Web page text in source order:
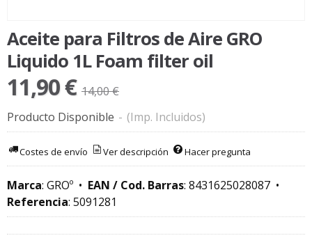
Aceite para Filtros de Aire GRO
Liquido 1L Foam filter oil
11,90 € 14,00 €
Producto Disponible - (Imp. Incluidos)
Costes de envío Ver descripción Hacer pregunta
Marca: GROº • EAN / Cod. Barras: 8431625028087 •
Referencia: 5091281